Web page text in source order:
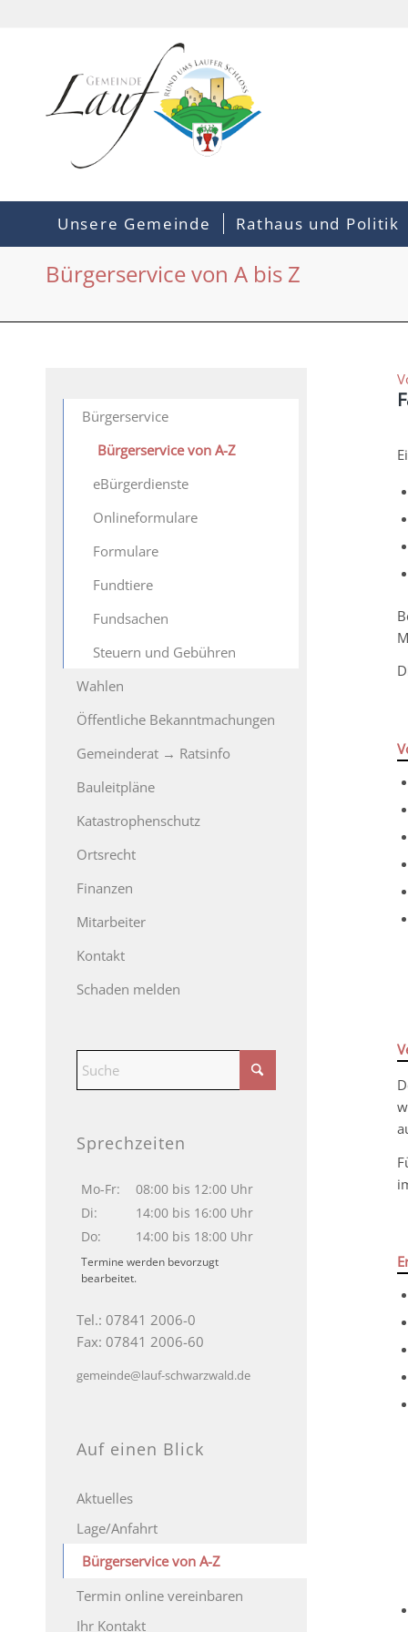
Unsere Gemeinde Rathaus und Politik
Bürgerservice von A bis Z
Bürgerservice
Bürgerservice von A-Z
eBürgerdienste
Onlineformulare
Formulare
Fundtiere
Fundsachen
Steuern und Gebühren
Wahlen
Öffentliche Bekanntmachungen
Gemeinderat → Ratsinfo
Bauleitpläne
Katastrophenschutz
Ortsrecht
Finanzen
Mitarbeiter
Kontakt
Schaden melden
Sprechzeiten
Mo-Fr:
08:00 bis 12:00 Uhr
Di:
14:00 bis 16:00 Uhr
Do:
14:00 bis 18:00 Uhr
Termine werden bevorzugt
bearbeitet.
Tel.: 07841 2006-0
Fax: 07841 2006-60
gemeinde@lauf-schwarzwald.de
Auf einen Blick
Aktuelles
Lage/Anfahrt
Bürgerservice von A-Z
Termin online vereinbaren
Ihr Kontakt